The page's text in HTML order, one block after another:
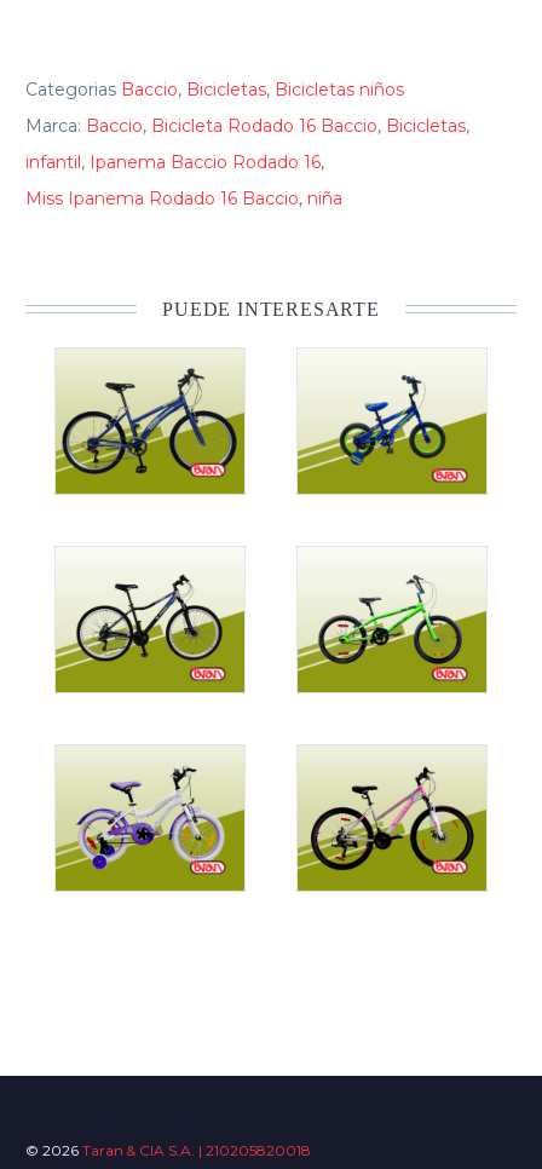
Categorias Baccio, Bicicletas, Bicicletas niños
Marca: Baccio, Bicicleta Rodado 16 Baccio, Bicicletas,
infantil , Ipanema Baccio Rodado 16,
Miss Ipanema Rodado 16 Baccio, niña
PUEDE INTERESARTE
© 2026 Taran & CIA S.A. | 210205820018